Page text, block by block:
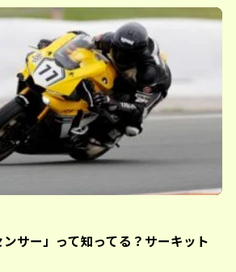
サー」って知ってる？サーキット